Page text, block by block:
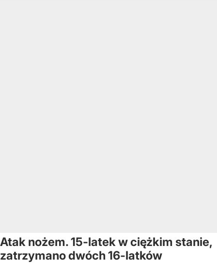
Atak nożem. 15-latek w ciężkim stanie,
zatrzymano dwóch 16-latków